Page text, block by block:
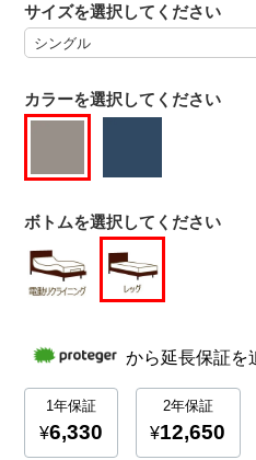
カラーを選択してください
サイズを選択してください
ボトムを選択してください